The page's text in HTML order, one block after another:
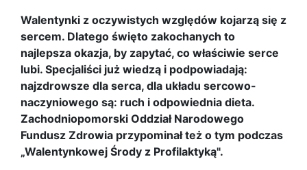
Walentynki z oczywistych względów kojarzą się z
sercem. Dlatego święto zakochanych to
najlepsza okazja, by zapytać, co właściwie serce
lubi. Specjaliści już wiedzą i podpowiadają:
najzdrowsze dla serca, dla układu sercowo-
naczyniowego są: ruch i odpowiednia dieta.
Zachodniopomorski Oddział Narodowego
Fundusz Zdrowia przypominał też o tym podczas
„Walentynkowej Środy z Profilaktyką".